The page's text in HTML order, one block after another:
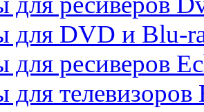
для DVD и Blu-
для ресиверов
для телевизоров